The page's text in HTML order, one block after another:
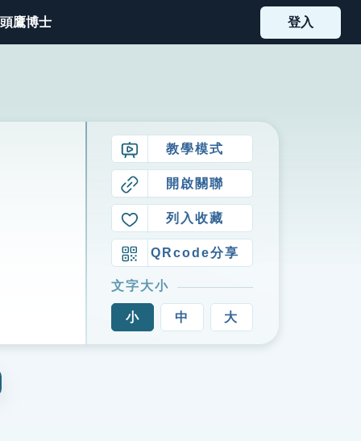
鷹博士 登入
教學模式
開啟關聯
列入收藏
QRcode分享
文字大小
小 中 大